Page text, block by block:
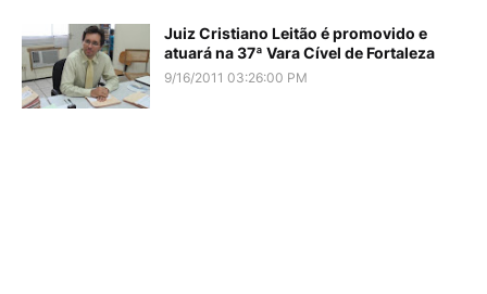
Juiz Cristiano Leitão é promovido e
atuará na 37ª Vara Cível de Fortaleza
9/16/2011 03:26:00 PM